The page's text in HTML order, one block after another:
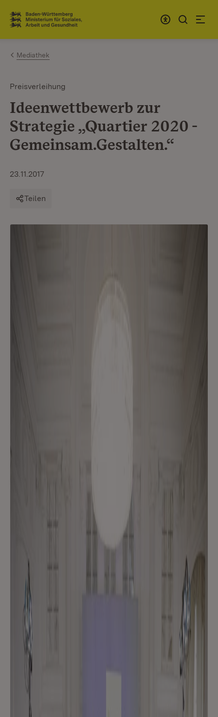
Zum Inhalt springen
Link zur Startseite
Mediathek
Preisverleihung
Ideenwettbewerb zur
Strategie „Quartier 2020 -
Gemeinsam.Gestalten.“
23.11.2017
Teilen